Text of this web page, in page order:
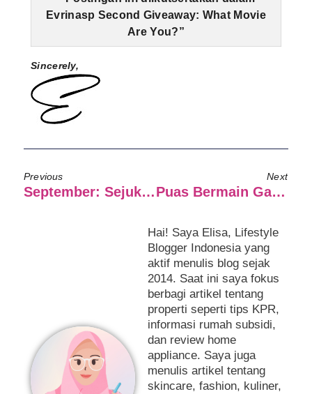
Evrinasp Second Giveaway: What Movie
Are You?”
Sincerely,
Previous
September: Sejuk Yang Membawa Ceria.
Next
Puas Bermain Game Dengan ASUS ZenPad C 7.0
Hai! Saya Elisa, Lifestyle
Blogger Indonesia yang
aktif menulis blog sejak
2014. Saat ini saya fokus
berbagi artikel tentang
properti seperti tips KPR,
informasi rumah subsidi,
dan review home
appliance. Saya juga
menulis artikel tentang
skincare, fashion, kuliner,